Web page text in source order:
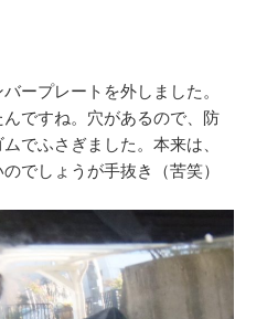
ープレートを外しました。
ですね。穴があるので、防
でふさぎました。本来は、
でしょうが手抜き（苦笑）